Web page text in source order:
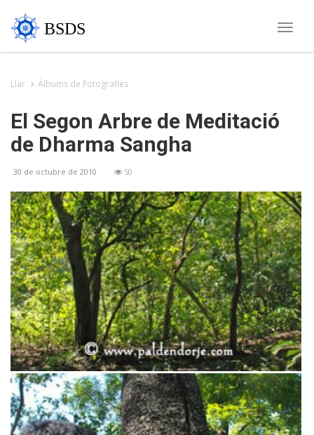
Toggle
BSDS
Llar Àlbums de Fotografies
El Segon Arbre de Meditació
de Dharma Sangha
30 de octubre de 2010 50